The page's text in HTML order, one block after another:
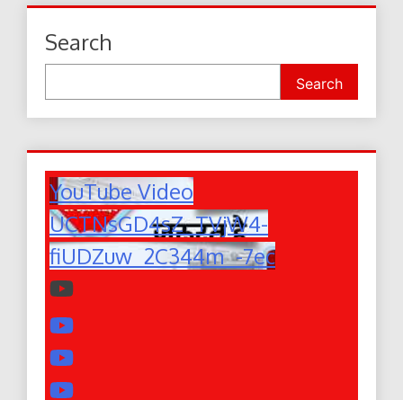
Search
Search
YouTube Video
UCTNsGD4sZ_TVjW4-
fiUDZuw_2C344m_-7ec